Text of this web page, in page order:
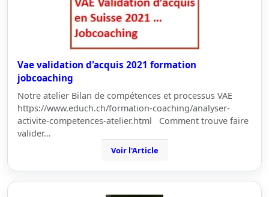
Vae validation d'acquis 2021 formation
jobcoaching
Notre atelier Bilan de compétences et processus VAE
https://www.educh.ch/formation-coaching/analyser-
activite-competences-atelier.html Comment trouve faire
valider…
Voir l'Article